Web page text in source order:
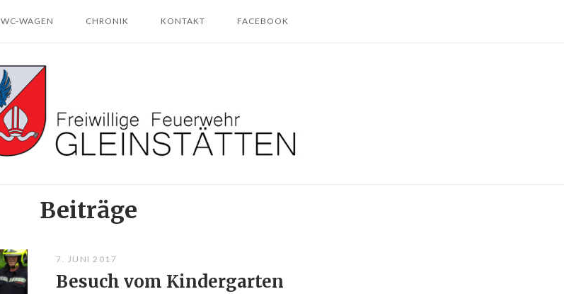
WC-WAGEN CHRONIK KONTAKT FACEBOOK
Beiträge
7. JUNI 2017
Besuch vom Kindergarten